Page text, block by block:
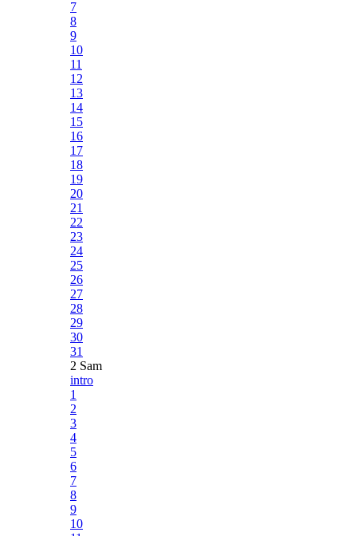
7
8
9
10
11
12
13
14
15
16
17
18
19
20
21
22
23
24
25
26
27
28
29
30
31
2 Sam
intro
1
2
3
4
5
6
7
8
9
10